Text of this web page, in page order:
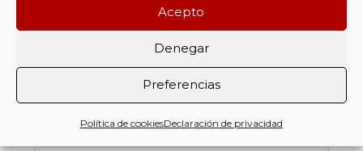
Acepto
Denegar
Preferencias
Política de cookiesDeclaración de privacidad